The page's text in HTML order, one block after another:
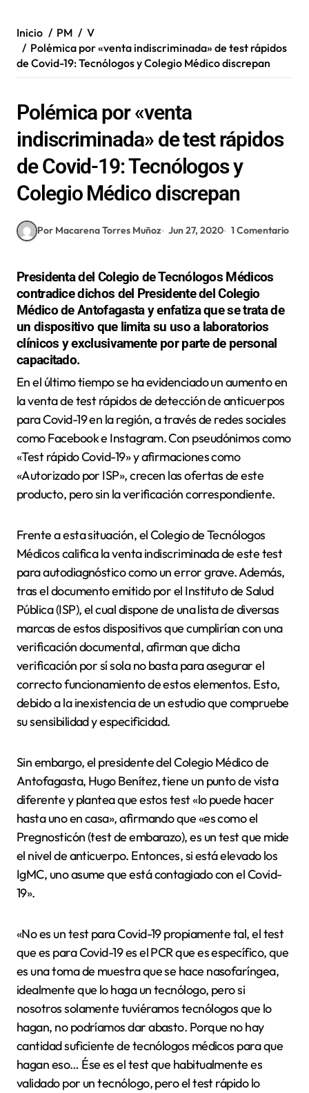
Inicio PM
V
Polémica por «venta indiscriminada» de test rápidos
de Covid-19: Tecnólogos y Colegio Médico discrepan
Polémica por «venta
indiscriminada» de test rápidos
de Covid-19: Tecnólogos y
Colegio Médico discrepan
Por Macarena Torres Muñoz Jun 27, 2020 1 Comentario
Presidenta del Colegio de Tecnólogos Médicos
contradice dichos del Presidente del Colegio
Médico de Antofagasta y enfatiza que se trata de
un dispositivo que limita su uso a laboratorios
clínicos y exclusivamente por parte de personal
capacitado.
En el último tiempo se ha evidenciado un aumento en
la venta de test rápidos de detección de anticuerpos
para Covid-19 en la región, a través de redes sociales
como Facebook e Instagram. Con pseudónimos como
«Test rápido Covid-19» y afirmaciones como
«Autorizado por ISP», crecen las ofertas de este
producto, pero sin la verificación correspondiente.
Frente a esta situación, el Colegio de Tecnólogos
Médicos califica la venta indiscriminada de este test
para autodiagnóstico como un error grave. Además,
tras el documento emitido por el Instituto de Salud
Pública (ISP), el cual dispone de una lista de diversas
marcas de estos dispositivos que cumplirían con una
verificación documental, afirman que dicha
verificación por sí sola no basta para asegurar el
correcto funcionamiento de estos elementos. Esto,
debido a la inexistencia de un estudio que compruebe
su sensibilidad y especificidad.
Sin embargo, el presidente del Colegio Médico de
Antofagasta, Hugo Benítez, tiene un punto de vista
diferente y plantea que estos test «lo puede hacer
hasta uno en casa», afirmando que «es como el
Pregnosticón (test de embarazo), es un test que mide
el nivel de anticuerpo. Entonces, si está elevado los
IgMC, uno asume que está contagiado con el Covid-
19».
«No es un test para Covid-19 propiamente tal, el test
que es para Covid-19 es el PCR que es específico, que
es una toma de muestra que se hace nasofaríngea,
idealmente que lo haga un tecnólogo, pero si
nosotros solamente tuviéramos tecnólogos que lo
hagan, no podríamos dar abasto. Porque no hay
cantidad suficiente de tecnólogos médicos para que
hagan eso… Ése es el test que habitualmente es
validado por un tecnólogo, pero el test rápido lo